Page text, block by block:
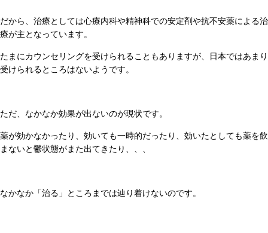
だから、治療としては心療内科や精神科での安定剤や抗不安薬による治
療が主となっています。
たまにカウンセリングを受けられることもありますが、日本ではあまり
受けられるところはないようです。
ただ、なかなか効果が出ないのが現状です。
薬が効かなかったり、効いても一時的だったり、効いたとしても薬を飲
まないと鬱状態がまた出てきたり、、、
なかなか「治る」ところまでは辿り着けないのです。